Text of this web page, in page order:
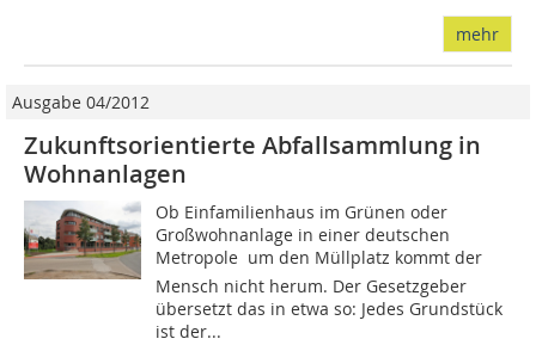
mehr
Ausgabe 04/2012
Zukunftsorientierte Abfallsammlung in
Wohnanlagen
Ob Einfamilienhaus im Grünen oder
Großwohnanlage in einer deutschen
Metropole  um den Müllplatz kommt der
Mensch nicht herum. Der Gesetzgeber
übersetzt das in etwa so: Jedes Grundstück
ist der...